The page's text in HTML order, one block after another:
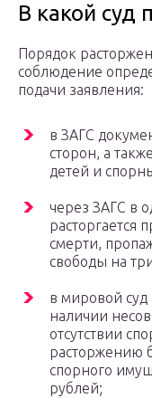
В какой суд
Порядок
соблюдение
подачи заявления:
в ЗАГС
сторон, а
детей и
через ЗАГС в
расторгается
смерти,
свободы на
в мировой суд
наличии
отсутствии
расторжению
спорного
рублей;